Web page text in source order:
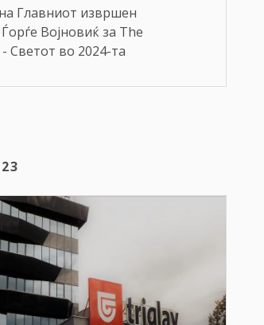
Глaвниот извршен
Војновиќ за The
Светот во 2024-та